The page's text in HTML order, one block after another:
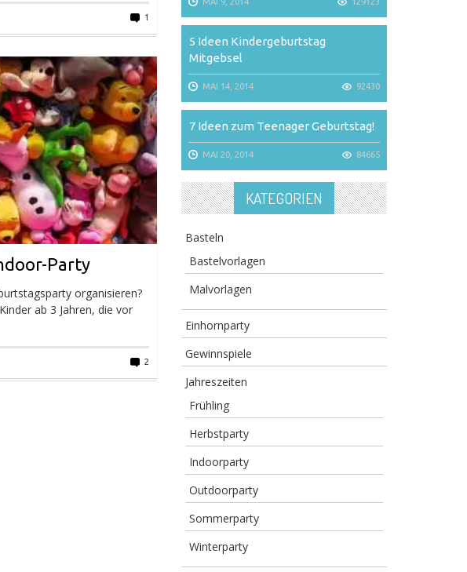
1
Party
organisieren?
ab 3 Jahren, die vor
2
5 Ideen Kindergeburtstag
Mitgebsel
MAI 14, 2014 92430
7 Ideen zum Teenager Geburtstag!
MAI 20, 2014 84665
KATEGORIEN
Basteln
Bastelvorlagen
Malvorlagen
Einhornparty
Gewinnspiele
Jahreszeiten
Frühling
Herbstparty
Indoorparty
Outdoorparty
Sommerparty
Winterparty